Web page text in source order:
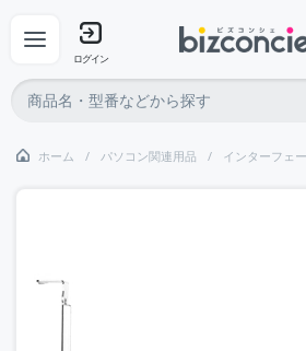
ログイン
ホーム パソコン関連用品 インターフェ